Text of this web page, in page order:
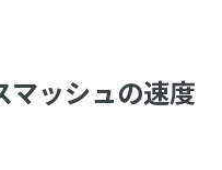
マッシュの速度